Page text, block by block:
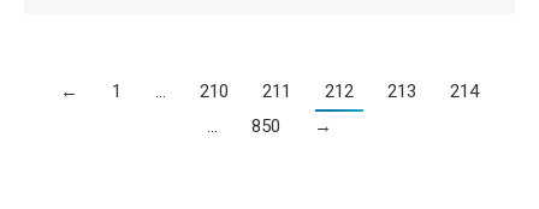
← 1 … 210 211 212 213
214
…
850 →